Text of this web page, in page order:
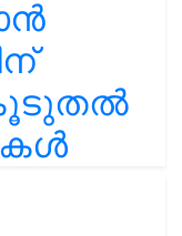
കൂടുതൽ